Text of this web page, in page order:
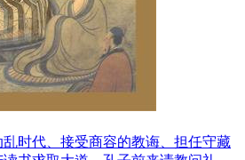
时代、接受商容的教诲、担任守藏